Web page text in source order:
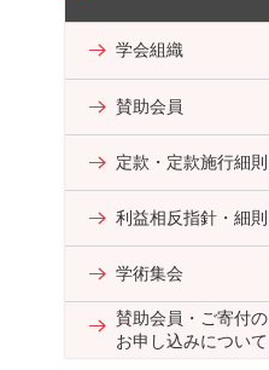
学会組織
賛助会員
定款・定款施行細則
利益相反指針・細則
学術集会
賛助会員・ご寄付の
お申し込みについて